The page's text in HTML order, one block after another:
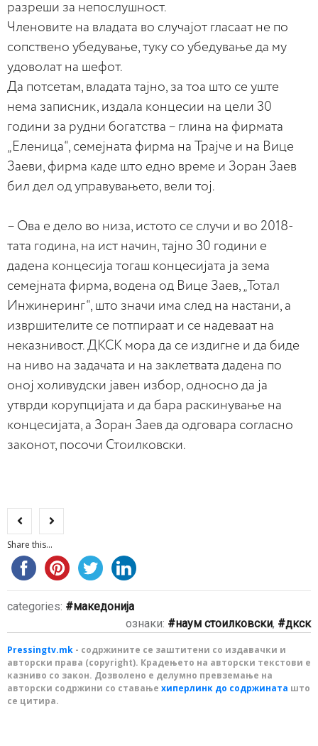
разреши за непослушност.
Членовите на владата во случајот гласаат не по
сопствено убедување, туку со убедување да му
удоволат на шефот.
Да потсетам, владата тајно, за тоа што се уште
нема записник, издала концесии на цели 30
години за рудни богатства – глина на фирмата
„Еленица“, семејната фирма на Трајче и на Вице
Заеви, фирма каде што едно време и Зоран Заев
бил дел од управувањето, вели тој.
– Ова е дело во низа, истото се случи и во 2018-
тата година, на ист начин, тајно 30 години е
дадена концесија тогаш концесијата ја зема
семејната фирма, водена од Вице Заев, „Тотал
Инжинеринг“, што значи има след на настани, а
извршителите се потпираат и се надеваат на
неказнивост. ДКСК мора да се издигне и да биде
на ниво на задачата и на заклетвата дадена по
оној холивудски јавен избор, односно да ја
утврди корупцијата и да бара раскинување на
концесијата, а Зоран Заев да одговара согласно
законот, посочи Стоилковски.
Share this...
categories:
македонија
ознаки:
наум стоилковски, дкск
Pressingtv.mk - содржините се заштитени со издавачки и
авторски права (copyright). Крадењето на авторски текстови е
казниво со закон. Дозволено е делумно превземање на
авторски содржини со ставање хиперлинк до содржината што
се цитира.